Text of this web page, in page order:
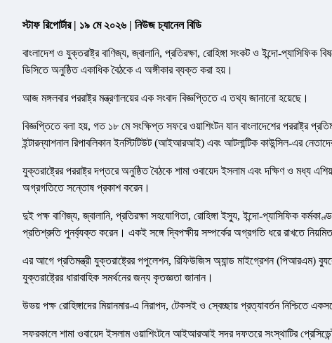
স্টাফ রিপোর্টার | ১৯ মে ২০২৬ | নিউজ চ্যানেল বিডি
বাংলাদেশ ও যুক্তরাষ্ট্র বাণিজ্য, জ্বালানি, প্রতিরক্ষা, রোহিঙ্গা সংকট ও ইন্দো-
ডিসিতে অনুষ্ঠিত একাধিক বৈঠকে এ অঙ্গীকার ব্যক্ত করা হয়।
আজ মঙ্গলবার পররাষ্ট্র মন্ত্রণালয়ের এক সংবাদ বিজ্ঞপ্তিতে এ তথ্য জানানো হয়েছে।
বিজ্ঞপ্তিতে বলা হয়, গত ১৮ মে সংক্ষিপ্ত সফরে ওয়াশিংটন যান বাংলাদেশের পররাষ্ট্র
ইন্টারন্যাশনাল রিপাবলিকান ইনস্টিটিউট (আইআরআই) এবং আটলান্টিক কাউন্সিল-এর
যুক্তরাষ্ট্রের পররাষ্ট্র দপ্তরে অনুষ্ঠিত বৈঠকে শামা ওবায়েদ ইসলাম এবং দক্ষিণ ও মধ্য
অগ্রগতিতে সন্তোষ প্রকাশ করেন।
দুই পক্ষ বাণিজ্য, জ্বালানি, প্রতিরক্ষা সহযোগিতা, রোহিঙ্গা ইস্যু, ইন্দো-প্যাসিফিক
প্রতিশ্রুতি পুনর্ব্যক্ত করেন। একই সঙ্গে দ্বিপক্ষীয় সম্পর্কের অগ্রগতি ধরে রাখতে
এর আগে প্রতিমন্ত্রী যুক্তরাষ্ট্রের পপুলেশন, রিফিউজিস অ্যান্ড মাইগ্রেশন (পিআরএম)
যুক্তরাষ্ট্রের ধারাবাহিক সমর্থনের জন্য কৃতজ্ঞতা জানান।
উভয় পক্ষ রোহিঙ্গাদের মিয়ানমার-এ নিরাপদ, টেকসই ও স্বেচ্ছায় প্রত্যাবর্তন নিশ্চিতে
সফরকালে শামা ওবায়েদ ইসলাম ওয়াশিংটনে আইআরআই সদর দফতরে সংস্থাটির